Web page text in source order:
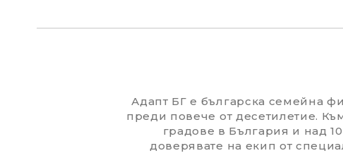
Адапт БГ е българска семейна
преди повече от десетилетие.
градове в България и над
доверявате на екип от